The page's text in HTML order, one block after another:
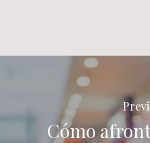
Cómo